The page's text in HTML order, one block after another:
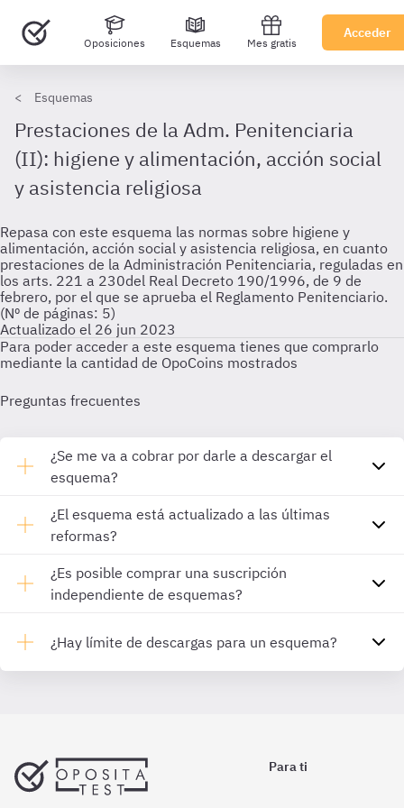
Oposiciones Esquemas Mes gratis
Acceder
Esquemas
Prestaciones de la Adm. Penitenciaria
(II): higiene y alimentación, acción social
y asistencia religiosa
Repasa con este esquema las normas sobre higiene y
alimentación, acción social y asistencia religiosa, en cuanto
prestaciones de la Administración Penitenciaria, reguladas en
los arts. 221 a 230del Real Decreto 190/1996, de 9 de
febrero, por el que se aprueba el Reglamento Penitenciario.
(Nº de páginas: 5)
Actualizado el 26 jun 2023
Para poder acceder a este esquema tienes que comprarlo
mediante la cantidad de OpoCoins mostrados
Preguntas frecuentes
¿Se me va a cobrar por darle a descargar el
esquema?
¿El esquema está actualizado a las últimas
reformas?
¿Es posible comprar una suscripción
independiente de esquemas?
¿Hay límite de descargas para un esquema?
Para ti